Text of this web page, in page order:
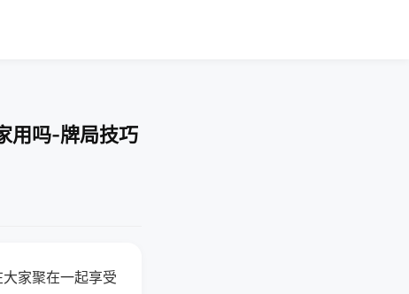
用吗-牌局技巧
家聚在一起享受